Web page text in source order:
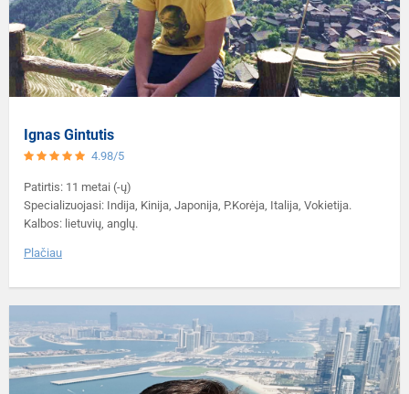
Ignas Gintutis
4.98/5
Patirtis: 11 metai (-ų)
Specializuojasi: Indija, Kinija, Japonija, P.Korėja, Italija, Vokietija.
Kalbos: lietuvių, anglų.
Plačiau